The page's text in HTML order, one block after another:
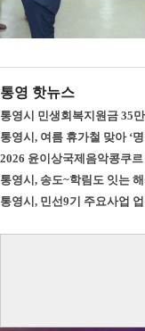
통영 핫뉴스
통영시 민생회복지원금 35
통영시, 여름 휴가철 맞아 ‘
2026 윤이상국제음악콩쿠
통영시, 송도~학림도 잇는
통영시, 민선9기 주요사업